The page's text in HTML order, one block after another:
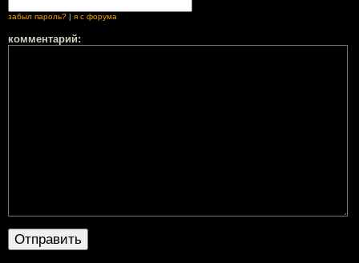
забыл пароль? | я с форума
комментарий: